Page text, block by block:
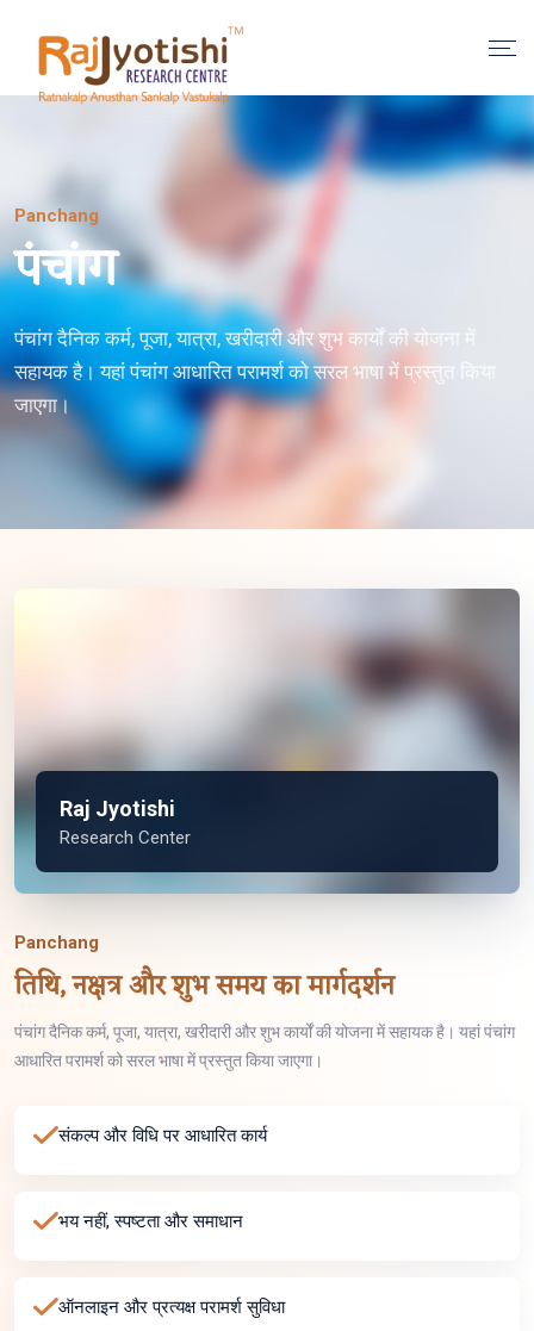
Panchang
पंचांग
पंचांग दैनिक कर्म, पूजा, यात्रा, खरीदारी और शुभ कार्यों की योजना में
सहायक है। यहां पंचांग आधारित परामर्श को सरल भाषा में प्रस्तुत किया
जाएगा।
Raj Jyotishi
Research Center
Panchang
तिथि, नक्षत्र और शुभ समय का मार्गदर्शन
पंचांग दैनिक कर्म, पूजा, यात्रा, खरीदारी और शुभ कार्यों की योजना में सहायक है। यहां पंचांग
आधारित परामर्श को सरल भाषा में प्रस्तुत किया जाएगा।
संकल्प और विधि पर आधारित कार्य
भय नहीं, स्पष्टता और समाधान
ऑनलाइन और प्रत्यक्ष परामर्श सुविधा